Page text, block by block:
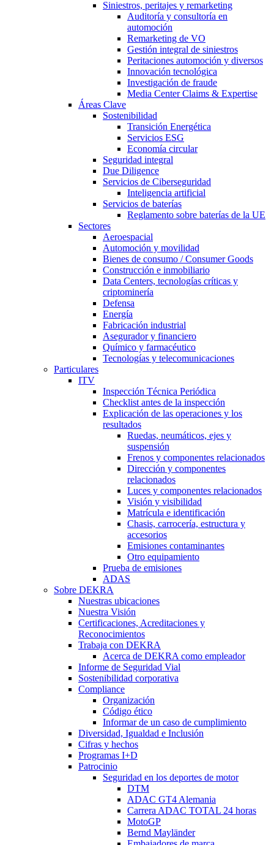
Siniestros, peritajes y remarketing
Auditoría y consultoría en
automoción
Remarketing de VO
Gestión integral de siniestros
Peritaciones automoción y diversos
Innovación tecnológica
Investigación de fraude
Media Center Claims & Expertise
Áreas Clave
Sostenibilidad
Transición Energética
Servicios ESG
Economía circular
Seguridad integral
Due Diligence
Servicios de Ciberseguridad
Inteligencia artificial
Servicios de baterías
Reglamento sobre baterías de la UE
Sectores
Aeroespacial
Automoción y movilidad
Bienes de consumo / Consumer Goods
Construcción e inmobiliario
Data Centers, tecnologías críticas y
criptominería
Defensa
Energía
Fabricación industrial
Asegurador y financiero
Químico y farmacéutico
Tecnologías y telecomunicaciones
Particulares
ITV
Inspección Técnica Periódica
Checklist antes de la inspección
Explicación de las operaciones y los
resultados
Ruedas, neumáticos, ejes y
suspensión
Frenos y componentes relacionados
Dirección y componentes
relacionados
Luces y componentes relacionados
Visión y visibilidad
Matrícula e identificación
Chasis, carrocería, estructura y
accesorios
Emisiones contaminantes
Otro equipamiento
Prueba de emisiones
ADAS
Sobre DEKRA
Nuestras ubicaciones
Nuestra Visión
Certificaciones, Acreditaciones y
Reconocimientos
Trabaja con DEKRA
Acerca de DEKRA como empleador
Informe de Seguridad Vial
Sostenibilidad corporativa
Compliance
Organización
Código ético
Informar de un caso de cumplimiento
Diversidad, Igualdad e Inclusión
Cifras y hechos
Programas I+D
Patrocinio
Seguridad en los deportes de motor
DTM
ADAC GT4 Alemania
Carrera ADAC TOTAL 24 horas
MotoGP
Bernd Mayländer